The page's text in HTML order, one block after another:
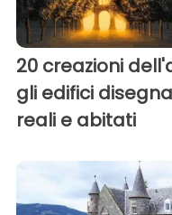
20 creazioni
gli edifici
reali e abitati